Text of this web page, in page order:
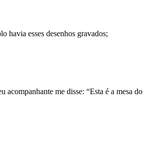
havia esses desenhos gravados;
acompanhante me disse: “Esta é a mesa do